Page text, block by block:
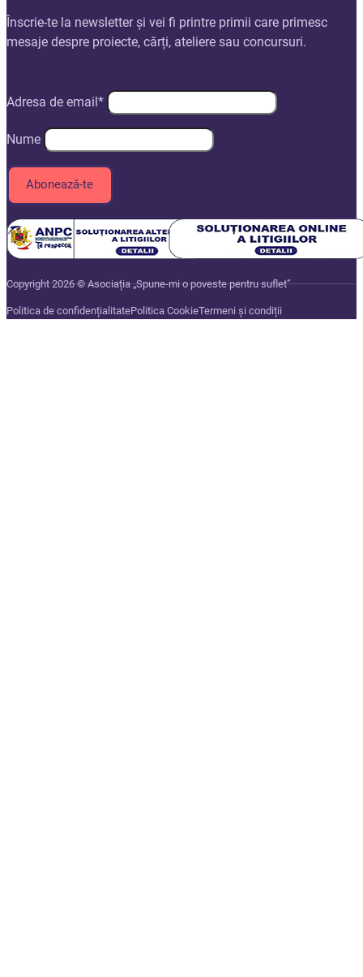
Înscrie-te la newsletter și vei fi printre primii care primesc
mesaje despre proiecte, cărți, ateliere sau concursuri.
Adresa de email*
Nume
Copyright 2026 © Asociația „Spune-mi o poveste pentru suflet”
Politica de confidențialitatePolitica CookieTermeni și condiții